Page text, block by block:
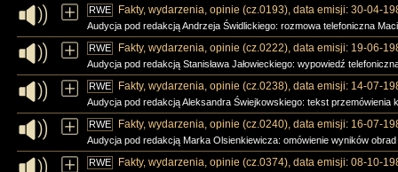
RWE Fakty, wydarzenia, opinie (cz.0193), data emisji: 30-04-
Audycja pod redakcją Andrzeja Świdlickiego: rozmowa telefoniczna
RWE Fakty, wydarzenia, opinie (cz.0222), data emisji: 19-06-
Audycja pod redakcją Stanisława Jałowieckiego: wypowiedź
RWE Fakty, wydarzenia, opinie (cz.0238), data emisji: 14-07-
Audycja pod redakcją Aleksandra Świejkowskiego: tekst przemówienia
RWE Fakty, wydarzenia, opinie (cz.0240), data emisji: 16-07-
Audycja pod redakcją Marka Olsienkiewicza: omówienie wyników
RWE Fakty, wydarzenia, opinie (cz.0374), data emisji: 08-10-